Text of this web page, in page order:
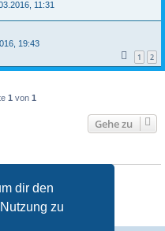
dir den
zu
11:31
19:43
1 2
1 von 1
Gehe zu
erstellen.
löschen.